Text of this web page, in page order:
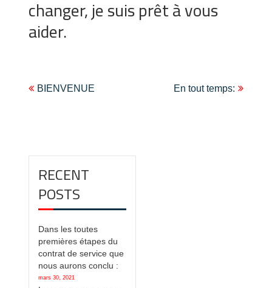
changer, je suis prêt à vous
aider.
Navigation
BIENVENUE En tout temps:
RECENT
POSTS
Dans les toutes
premières étapes du
contrat de service que
nous aurons conclu :
mars 30, 2021